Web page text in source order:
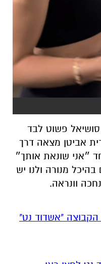
פשוט לבד
אביטן מצאה דרך
״אני שונאת אותך״
מנורה ולנו יש
וונראה.
"אשדוד נט"